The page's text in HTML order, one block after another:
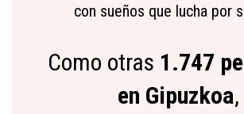
con sueños que lucha por
Como otras 1.747
en Gipuzkoa,